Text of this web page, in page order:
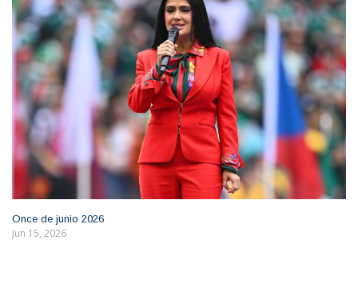
Once de junio 2026
Jun 15, 2026